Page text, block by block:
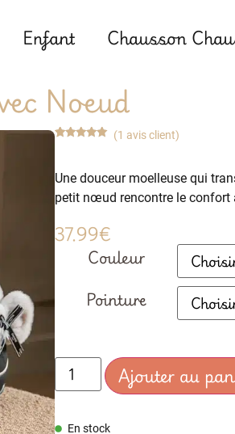
Enfant Chausson
Noeud
notation
client
(1 avis client)
Une douceur moelleuse qui
petit nœud rencontre le confort
37.99€
Couleur
Pointure
Ajouter au
En stock